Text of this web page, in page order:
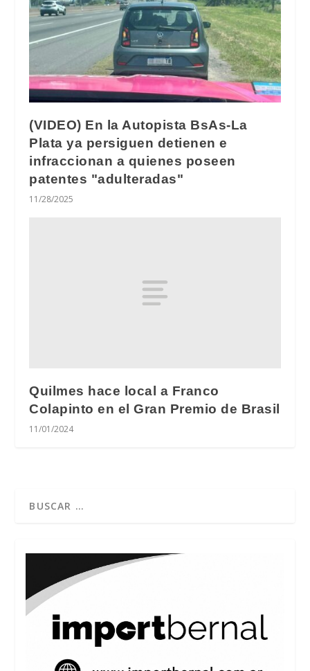
(VIDEO) En la Autopista BsAs-La
Plata ya persiguen detienen e
infraccionan a quienes poseen
patentes "adulteradas"
11/28/2025
Quilmes hace local a Franco
Colapinto en el Gran Premio de Brasil
11/01/2024